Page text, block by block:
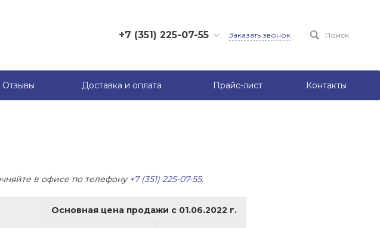
+7 (351) 225-07-55
+7 (950) 722-82-13
Заказать звонок Поиск
Отзывы Доставка и оплата Прайс-лист Контакты
в офисе по телефону +7 (351) 225-07-55.
Основная цена продажи с 01.06.2022 г.